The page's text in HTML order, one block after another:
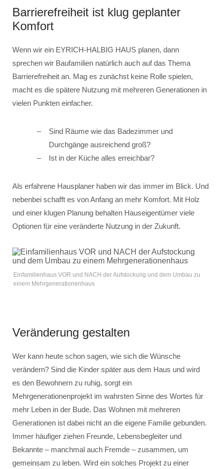
Barrierefreiheit ist klug geplanter
Komfort
Wenn wir ein EYRICH-HALBIG HAUS planen, dann
sprechen wir Baufamilien natürlich auch auf das Thema
Barrierefreiheit an. Mag es zunächst keine Rolle spielen,
macht es die spätere Nutzung mit mehreren Generationen in
vielen Punkten einfacher.
Sind Räume wie das Badezimmer und
Durchgänge ausreichend groß?
Ist in der Küche alles erreichbar?
Als erfahrene Hausplaner haben wir das immer im Blick. Und
nebenbei schafft es von Anfang an mehr Komfort. Mit Holz
und einer klugen Planung behalten Hauseigentümer viele
Optionen für eine veränderte Nutzung in der Zukunft.
Einfamilienhaus VOR und NACH der Aufstockung und dem Umbau zu
einem Mehrgenerationenhaus
Veränderung gestalten
Wer kann heute schon sagen, wie sich die Wünsche
verändern? Sind die Kinder später aus dem Haus und wird
es den Bewohnern zu ruhig, sorgt ein
Mehrgenerationenprojekt im wahrsten Sinne des Wortes für
mehr Leben in der Bude. Das Wohnen mit mehreren
Generationen ist dabei nicht an die eigene Familie gebunden.
Immer häufiger ziehen Freunde, Lebensbegleiter und
Bekannte – manchmal auch Fremde – zusammen, um
gemeinsam zu leben. Wird ein solches Projekt zu einer